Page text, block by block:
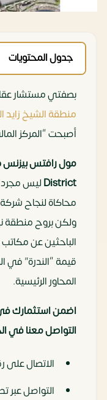
جدول المحتويات
بصفتي مستشار
منطقة الشيخ زايد
أصبحت “المركز
Districtليس مجرد
محاكاة لنجاح
ولكن بروح منطقة
الباحثين عن
قيمة “الندرة” في
المحاور الرئيسية.
اضمن استثمارك
التواصل معنا في
الاتصال على
التواصل عبر